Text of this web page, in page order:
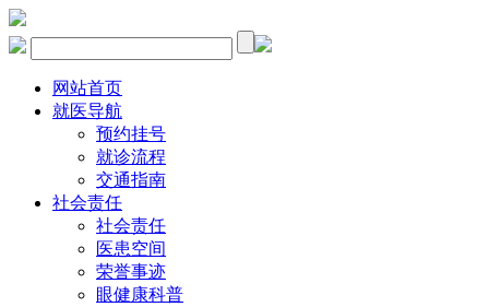
网站首页
就医导航
预约挂号
就诊流程
交通指南
社会责任
社会责任
医患空间
荣誉事迹
眼健康科普